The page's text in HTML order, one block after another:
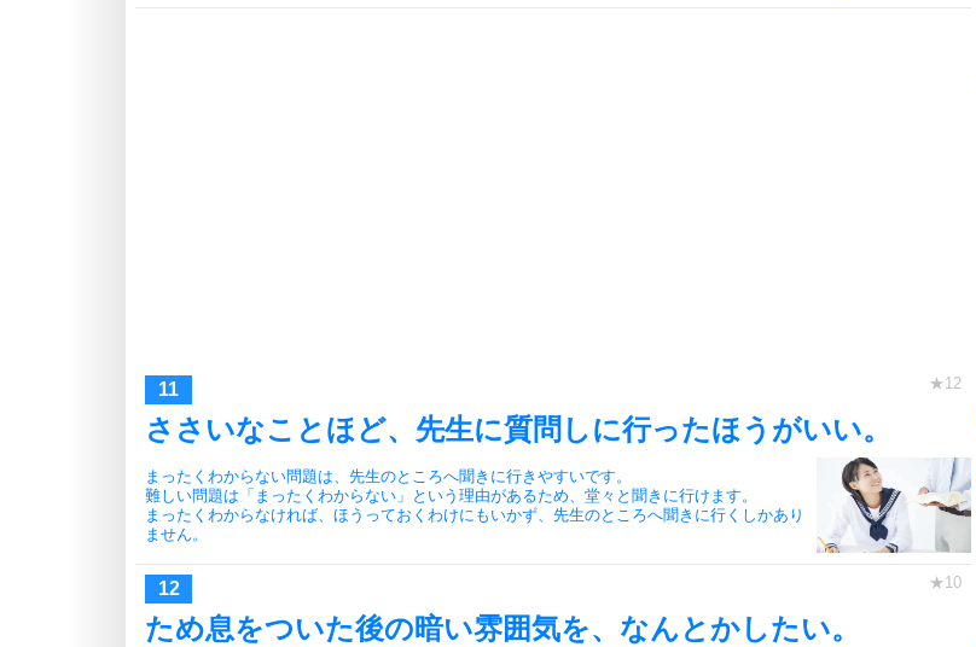
ささいなことほど、先生に質問しに行ったほうがいい。
まったくわからない問題は、先生のところへ聞きに行きやすいです。
難しい問題は「まったくわからない」という理由があるため、堂々と聞きに行けます。
まったくわからなければ、ほうっておくわけにもいかず、先生のところへ聞きに行くしかあり
ません。
ため息をついた後の暗い雰囲気を、なんとかしたい。